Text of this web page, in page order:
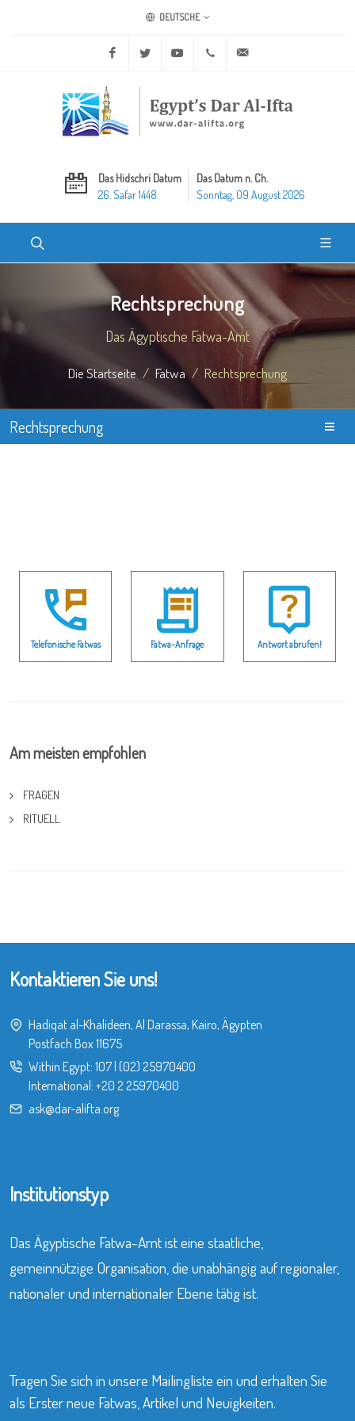
DEUTSCHE
Facebook Twitter Youtube +20 2 25970400
Das Hidschri Datum
26. Safar 1448
Das Datum n. Ch.
Sonntag, 09 August 2026
Rechtsprechung
Das Ägyptische Fatwa-Amt
Die Startseite Fatwa Rechtsprechung
Rechtsprechung
Telefonische Fatwas Fatwa-Anfrage Antwort abrufen!
Am meisten empfohlen
FRAGEN
RITUELL
Kontaktieren Sie uns!
Hadiqat al-Khalideen, Al Darassa, Kairo, Ägypten
Postfach Box 11675
Within Egypt: 107| (02) 25970400
International: +20 2 25970400
ask@dar-alifta.org
Institutionstyp
Das Ägyptische Fatwa-Amt ist eine staatliche,
gemeinnützige Organisation, die unabhängig auf regionaler,
nationaler und internationaler Ebene tätig ist.
Tragen Sie sich in unsere Mailingliste ein und erhalten Sie
als Erster neue Fatwas, Artikel und Neuigkeiten.